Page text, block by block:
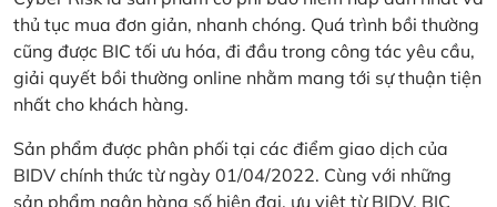
thủ tục mua đơn giản, nhanh chóng. Quá trình bồi thường
cũng được BIC tối ưu hóa, đi đầu trong công tác yêu cầu,
giải quyết bồi thường online nhằm mang tới sự thuận tiện
nhất cho khách hàng.
Sản phẩm được phân phối tại các điểm giao dịch của
BIDV chính thức từ ngày 01/04/2022. Cùng với những
sản phẩm ngân hàng số hiện đại, ưu việt từ BIDV, BIC